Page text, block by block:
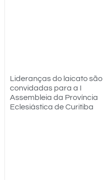
Lideranças do laicato são
convidadas para a I
Assembleia da Província
Eclesiástica de Curitiba